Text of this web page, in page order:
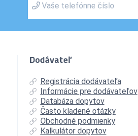
Dodávateľ
Registrácia dodávateľa
Informácie pre dodávateľov
Databáza dopytov
Často kladené otázky
Obchodné podmienky
Kalkulátor dopytov